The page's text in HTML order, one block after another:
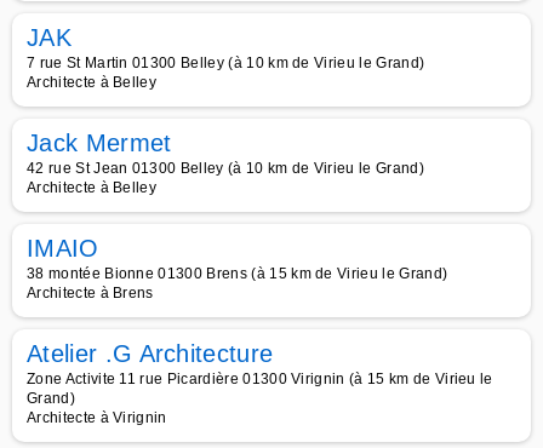
JAK
7 rue St Martin 01300 Belley (à 10 km de Virieu le Grand)
Architecte à Belley
Jack Mermet
42 rue St Jean 01300 Belley (à 10 km de Virieu le Grand)
Architecte à Belley
IMAIO
38 montée Bionne 01300 Brens (à 15 km de Virieu le Grand)
Architecte à Brens
Atelier .G Architecture
Zone Activite 11 rue Picardière 01300 Virignin (à 15 km de Virieu le
Grand)
Architecte à Virignin